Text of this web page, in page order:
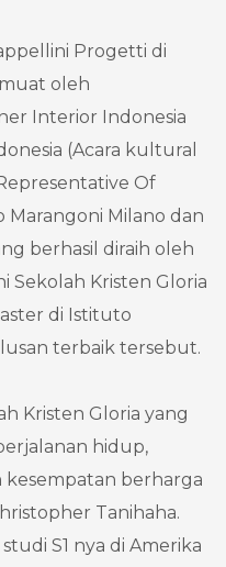
Progetti di
oleh
Interior Indonesia
(Acara kultural
Of
Milano dan
berhasil diraih oleh
Sekolah Kristen Gloria
di Istituto
terbaik tersebut.
Kristen Gloria yang
hidup,
kesempatan berharga
Tanihaha.
S1 nya di Amerika